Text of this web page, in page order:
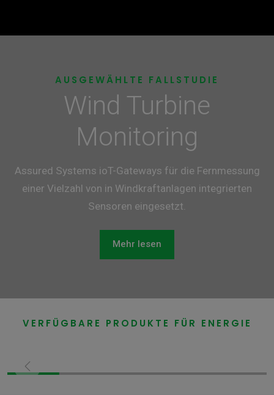
AUSGEWÄHLTE FALLSTUDIE
Wind Turbine
Monitoring
Assured Systems ioT-Gateways für die Fernmessung
einer Vielzahl von in Windkraftanlagen integrierten
Sensoren eingesetzt.
Mehr lesen
VERFÜGBARE PRODUKTE FÜR ENERGIE